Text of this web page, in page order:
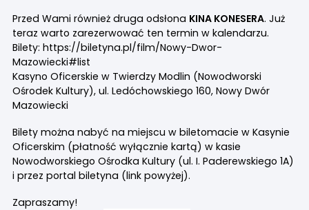
Przed Wami również druga odsłona KINA KONESERA. Już
teraz warto zarezerwować ten termin w kalendarzu.
Bilety: https://biletyna.pl/film/Nowy-Dwor-
Mazowiecki#list
Kasyno Oficerskie w Twierdzy Modlin (Nowodworski
Ośrodek Kultury), ul. Ledóchowskiego 160, Nowy Dwór
Mazowiecki
Bilety można nabyć na miejscu w biletomacie w Kasynie
Oficerskim (płatność wyłącznie kartą) w kasie
Nowodworskiego Ośrodka Kultury (ul. I. Paderewskiego 1A)
i przez portal biletyna (link powyżej).
Zapraszamy!